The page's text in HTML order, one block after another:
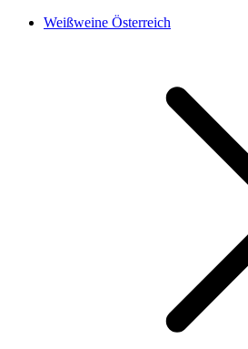
Weißweine Österreich